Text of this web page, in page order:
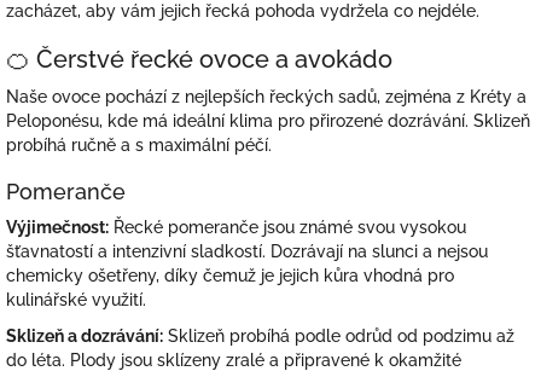
zacházet, aby vám jejich řecká pohoda vydržela co nejdéle.
🍊 Čerstvé řecké ovoce a avokádo
Naše ovoce pochází z nejlepších řeckých sadů, zejména z Kréty a
Peloponésu, kde má ideální klima pro přirozené dozrávání. Sklizeň
probíhá ručně a s maximální péčí.
Pomeranče
Výjimečnost: Řecké pomeranče jsou známé svou vysokou
šťavnatostí a intenzivní sladkostí. Dozrávají na slunci a nejsou
chemicky ošetřeny, díky čemuž je jejich kůra vhodná pro
kulinářské využití.
Sklizeň a dozrávání: Sklizeň probíhá podle odrůd od podzimu až
do léta. Plody jsou sklízeny zralé a připravené k okamžité